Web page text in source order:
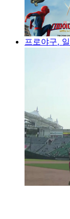
프로야구,